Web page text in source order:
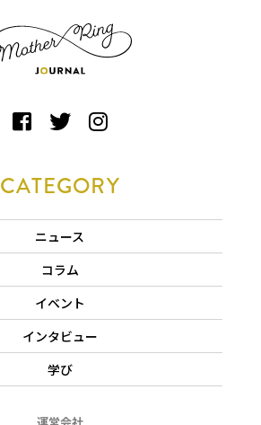
CATEGORY
ニュース
コラム
イベント
インタビュー
学び
運営会社